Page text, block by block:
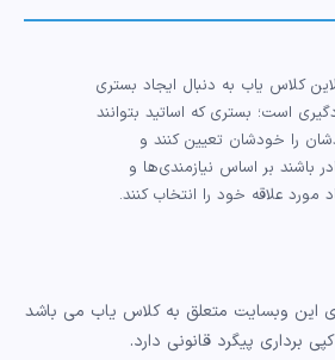
کلاس یاب به دنبال ایجاد بستری
است؛ بستری که اساتید بتوانند
را خودشان تعیین کنند و
باشند بر اساس نیازمندی‌ها و
مورد علاقه خود را انتخاب کنند.
این وبسایت متعلق به کلاس یاب می باشد
برداری پیگرد قانونی دارد.